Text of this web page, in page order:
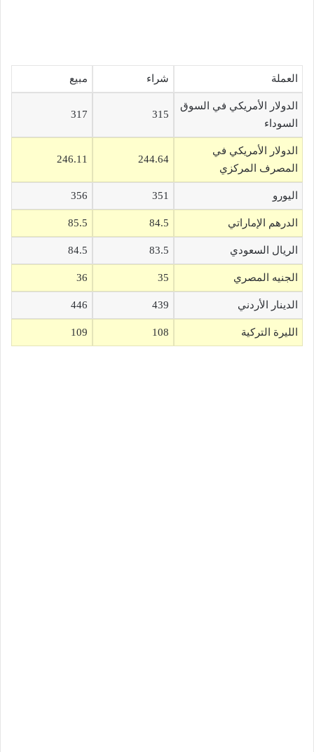
العملة شراء مبيع
الدولار الأمريكي في السوق
السوداء
315
317
الدولار الأمريكي في
المصرف المركزي
244.64
246.11
اليورو 351
356
الدرهم الإماراتي 84.5
85.5
الريال السعودي 83.5
84.5
الجنيه المصري 35
36
الدينار الأردني 439
446
الليرة التركية 108
109